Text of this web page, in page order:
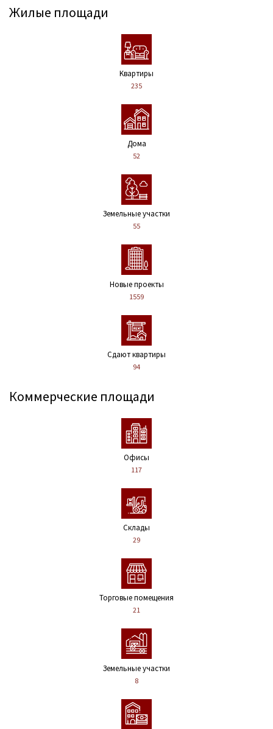
Жилые площади
Kвартиры
235
Дома
52
Земельные участки
55
Новые проекты
1559
Сдают квартиры
94
Коммерческие площади
Офисы
117
Склады
29
Торговые помещения
21
Земельные участки
8